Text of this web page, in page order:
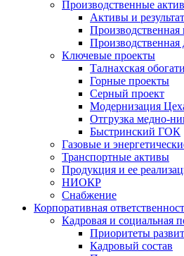
Производственные
Активы и
Производственная
Производственная
Ключевые проекты
Талнахская
Горные проекты
Серный проект
Модернизация
Отгрузка медно-
Быстринский ГОК
Газовые и
Транспортные активы
Продукция и ее
НИОКР
Снабжение
Корпоративная
Кадровая и социальная
Приоритеты
Кадровый состав